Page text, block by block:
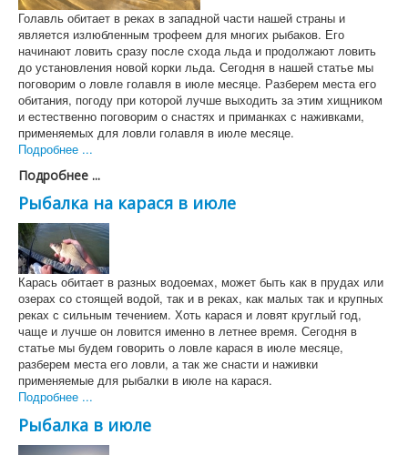
Голавль обитает в реках в западной части нашей страны и
является излюбленным трофеем для многих рыбаков. Его
начинают ловить сразу после схода льда и продолжают ловить
до установления новой корки льда. Сегодня в нашей статье мы
поговорим о ловле голавля в июле месяце. Разберем места его
обитания, погоду при которой лучше выходить за этим хищником
и естественно поговорим о снастях и приманках с наживками,
применяемых для ловли голавля в июле месяце.
Подробнее ...
Подробнее ...
Рыбалка на карася в июле
Карась обитает в разных водоемах, может быть как в прудах или
озерах со стоящей водой, так и в реках, как малых так и крупных
реках с сильным течением. Хоть карася и ловят круглый год,
чаще и лучше он ловится именно в летнее время. Сегодня в
статье мы будем говорить о ловле карася в июле месяце,
разберем места его ловли, а так же снасти и наживки
применяемые для рыбалки в июле на карася.
Подробнее ...
Рыбалка в июле